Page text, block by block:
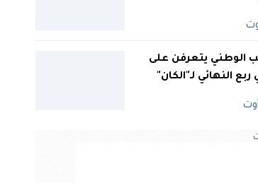
الوطني يتعرفن على
النهائي لـ"الكان"